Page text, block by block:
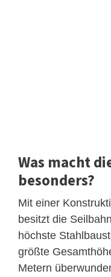
Was macht
besonders?
Mit einer
besitzt die
höchste
größte
Metern